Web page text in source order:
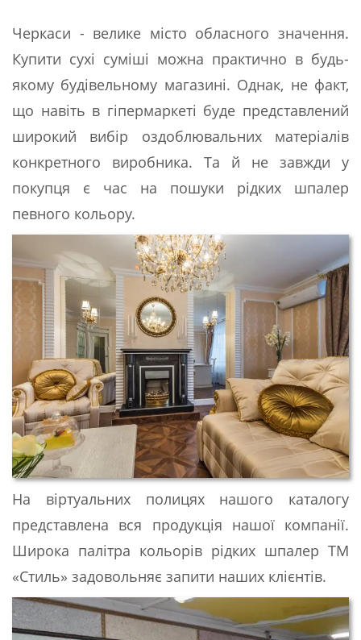
Черкаси - велике місто обласного значення.
Купити сухі суміші можна практично в будь-
якому будівельному магазині. Однак, не факт,
що навіть в гіпермаркеті буде представлений
широкий вибір оздоблювальних матеріалів
конкретного виробника. Та й не завжди у
покупця є час на пошуки рідких шпалер
певного кольору.
На віртуальних полицях нашого каталогу
представлена ​​вся продукція нашої компанії.
Широка палітра кольорів рідких шпалер ТМ
«Стиль» задовольняє запити наших клієнтів.